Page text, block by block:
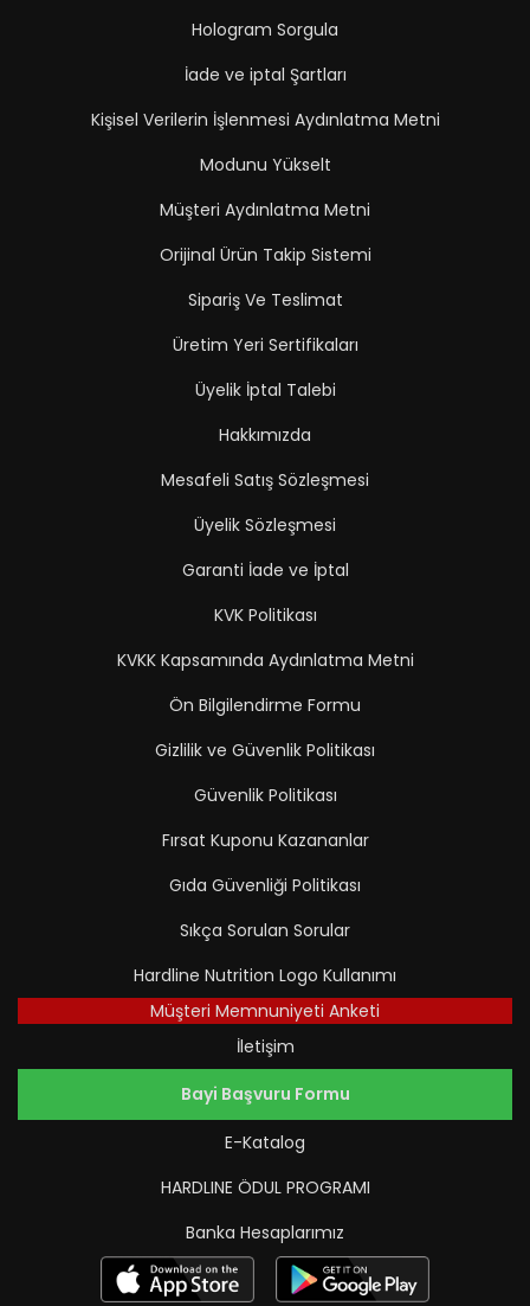
Hologram Sorgula
İade ve iptal Şartları
Kişisel Verilerin İşlenmesi Aydınlatma Metni
Modunu Yükselt
Müşteri Aydınlatma Metni
Orijinal Ürün Takip Sistemi
Sipariş Ve Teslimat
Üretim Yeri Sertifikaları
Üyelik İptal Talebi
Hakkımızda
Mesafeli Satış Sözleşmesi
Üyelik Sözleşmesi
Garanti İade ve İptal
KVK Politikası
KVKK Kapsamında Aydınlatma Metni
Ön Bilgilendirme Formu
Gizlilik ve Güvenlik Politikası
Güvenlik Politikası
Fırsat Kuponu Kazananlar
Gıda Güvenliği Politikası
Sıkça Sorulan Sorular
Hardline Nutrition Logo Kullanımı
Müşteri Memnuniyeti Anketi
İletişim
Bayi Başvuru Formu
E-Katalog
HARDLINE ÖDUL PROGRAMI
Banka Hesaplarımız